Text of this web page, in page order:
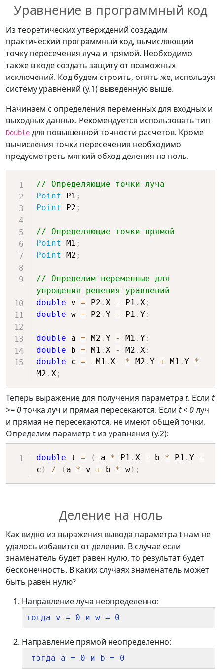
Уравнение в программный код
Из теоретических утверждений создадим
практический программный код, вычисляющий
точку пересечения луча и прямой. Необходимо
также в коде создать защиту от возможных
исключений. Код будем строить, опять же, используя
систему уравнений (у.1) выведенную выше.
Начинаем с определения переменных для входных и
выходных данных. Рекомендуется использовать тип
Double для повышенной точности расчетов. Кроме
вычисления точки пересечения необходимо
предусмотреть мягкий обход деления на ноль.
// Определяющие точки луча
Point P1 ;
Point P2 ;
// Определяющие точки прямой
Point M1 ;
Point M2 ;
// Определим переменные для
упрощения решения уравнений
double v = P2 . X - P1 . X ;
double w = P2 . Y - P1 . Y;
double a = M2 . Y - M1 . Y;
double b = M1 . X - M2 . X ;
double c = -M1 . X * M2 . Y + M1 . Y *
M2 . X ;
Теперь выражение для получения параметра t. Если t
>= 0точка луч и прямая пересекаются. Если t < 0луч
и прямая не пересекаются, не имеют общей точки.
Определим параметр t из уравнения (у.2):
double t = ( - a * P1 . X - b * P1 . Y
-
c ) / ( a * v + b * w) ;
Деление на ноль
Как видно из выражения вывода параметра t нам не
удалось избавится от деления. В случае если
знаменатель будет равен нулю, то результат будет
бесконечность. В каких случаях знаменатель может
быть равен нулю?
Направление луча неопределенно:
Направление прямой неопределенно:
тогда a = 0 и b = 0